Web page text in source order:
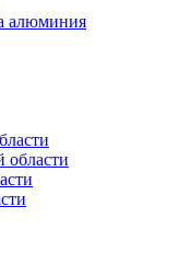
алюминия
области